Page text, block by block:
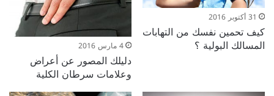
31 أكتوبر 2016
كيف تحمين نفسك من التهابات
المسالك البولية ؟ 4 مارس 2016
دليلك المصور عن أعراض
وعلامات سرطان الكلية